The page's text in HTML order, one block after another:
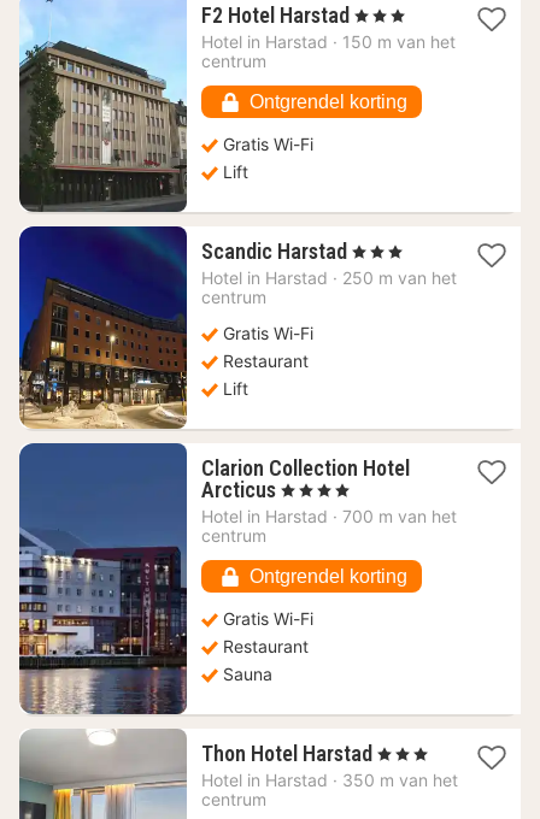
F2 Hotel Harstad 1
nacht
€
, 3 Sterren
Hotel in Harstad · 150 m van het
centrum
Ontgrendel korting
Gratis Wi-Fi
Lift
Scandic Harstad 1
nacht
, 3 Sterren
Hotel in Harstad · 250 m van het
centrum
Gratis Wi-Fi
Restaurant
Lift
Clarion Collection Hotel
Arcticus 1
nacht
€
, 4 Sterren
Hotel in Harstad · 700 m van het
centrum
Ontgrendel korting
Gratis Wi-Fi
Restaurant
Sauna
Thon Hotel Harstad 1
nacht
, 3 Sterren
Hotel in Harstad · 350 m van het
centrum